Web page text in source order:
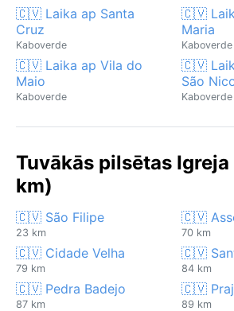
🇨🇻 Laika ap Santa
Cruz
Kaboverde
🇨🇻
Maria
Kaboverde
🇨🇻 Laika ap Vila do
Maio
Kaboverde
🇨🇻
São
Kaboverde
Tuvākās pilsētas
km)
🇨🇻 São Filipe
23 km
🇨🇻
70 km
🇨🇻 Cidade Velha
79 km
🇨🇻
84 km
🇨🇻 Pedra Badejo
87 km
🇨🇻
89 km